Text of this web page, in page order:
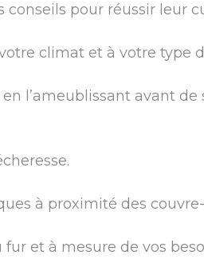
conseils pour réussir leur
climat et à votre type
l’ameublissant avant
à proximité des
et à mesure de vos